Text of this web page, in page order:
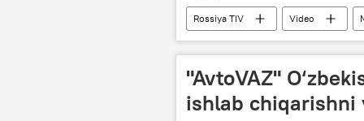
Rossiya TIV Video
"AvtoVAZ"
ishlab chiqarishni